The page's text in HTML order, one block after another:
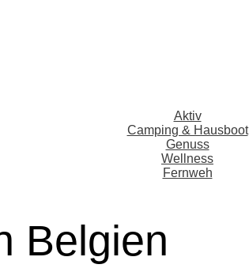
Aktiv
Camping & Hausboot
Genuss
Wellness
Fernweh
Belgien